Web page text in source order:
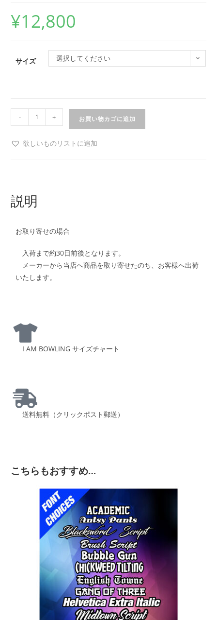
¥12,800
サイズ 選択してください
- + お買い物カゴに追加
欲しいものリストに追加
説明
お取り寄せの場合
入荷まで約30日前後となります。
メーカーから当店へ商品を取り寄せたのち、お客様へ出荷
いたします。
I AM BOWLING サイズチャート
送料無料（クリックポスト郵送）
こちらもおすすめ…